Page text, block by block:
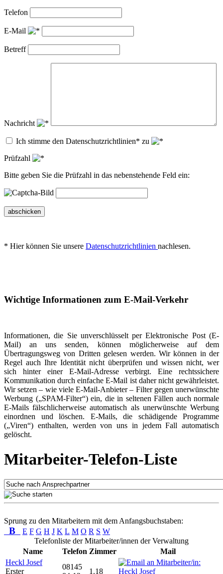
Telefon
E-Mail
Betreff
Nachricht
Ich stimme den Datenschutzrichtlinien* zu
Prüfzahl
Bitte geben Sie die Prüfzahl in das nebenstehende Feld ein:
abschicken
* Hier können Sie unsere Datenschutzrichtlinien nachlesen.
Wichtige Informationen zum E-Mail-Verkehr
Informationen, die Sie unverschlüsselt per Elektronische Post (E-
Mail) an uns senden, können möglicherweise auf dem
Übertragungsweg von Dritten gelesen werden. Wir können in der
Regel auch Ihre Identität nicht überprüfen und wissen nicht, wer
sich hinter einer E-Mail-Adresse verbirgt. Eine rechtssichere
Kommunikation durch einfache E-Mail ist daher nicht gewährleistet.
Wir setzen – wie viele E-Mail-Anbieter – Filter gegen unerwünschte
Werbung („SPAM-Filter“) ein, die in seltenen Fällen auch normale
E-Mails fälschlicherweise automatisch als unerwünschte Werbung
einordnen und löschen. E-Mails, die schädigende Programme
(„Viren“) enthalten, werden von uns in jedem Fall automatisch
gelöscht.
Mitarbeiter-Telefon-Liste
Sprung zu den Mitarbeitern mit dem Anfangsbuchstaben:
B E F G H J K L M O R S W
Telefonliste der Mitarbeiter/innen der Verwaltung
Name
Telefon Zimmer
Mail
Heckl Josef
Erster
08145
1.18